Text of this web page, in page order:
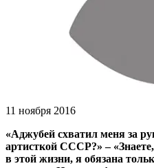
11 ноября 2016
«Аджубей схватил меня за
артисткой СССР?» –
в этой жизни, я обязана